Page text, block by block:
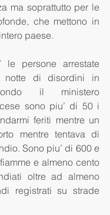
ma soprattutto per le
che mettono in
paese.
le persone arrestate
notte di disordini in
il ministero
sono piu’ di 50 i
feriti mentre un
mentre tentava di
Sono piu’ di 600 e
e almeno cento
oltre ad almeno
registrati su strade